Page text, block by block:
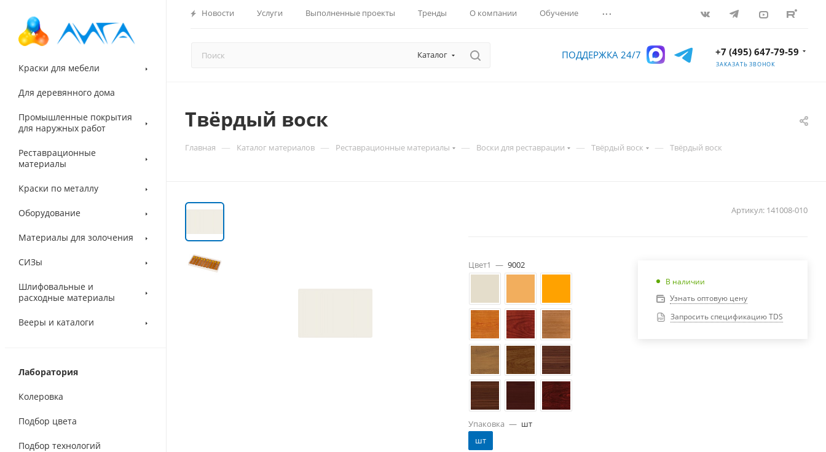
Новости Услуги Выполненные проекты Тренды О компании Обучение ...
Каталог ПОДДЕРЖКА 24/7 +7 (495) 647-79-59
ЗАКАЗАТЬ ЗВОНОК
Краски для мебели
Для деревянного дома
Промышленные покрытия
для наружных работ
Реставрационные
материалы
Краски по металлу
Оборудование
Материалы для золочения
СИЗы
Шлифовальные и
расходные материалы
Вееры и каталоги
Лаборатория
Колеровка
Подбор цвета
Подбор технологий
Твёрдый воск
Главная — Каталог материалов — Реставрационные материалы — Воски для реставрации — Твёрдый воск — Твёрдый воск
Артикул: 141008-010
Цвет1 — 9002
Упаковка — шт
шт
В наличии
Узнать оптовую цену
Запросить спецификацию TDS